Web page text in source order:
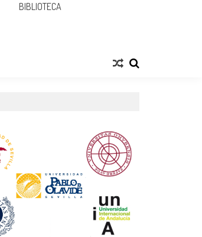
BIBLIOTECA